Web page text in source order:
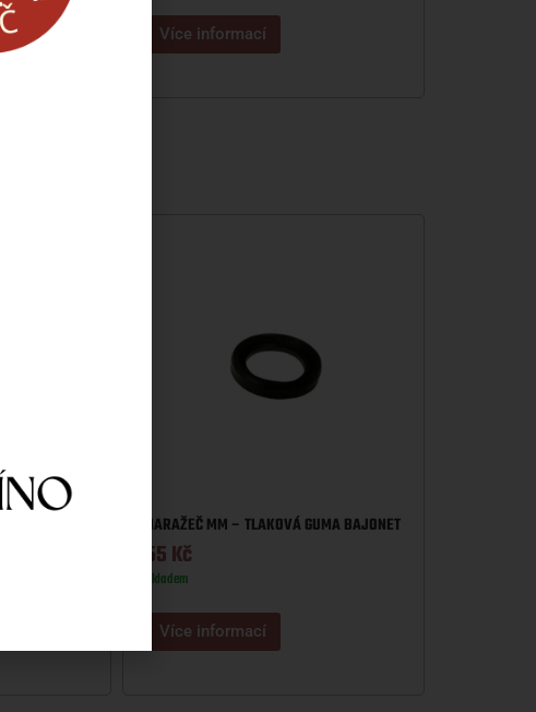
GUMY
Více informací
NARAŽEČ MM – TLAKOVÁ GUMA BAJONET
55Kč
Skladem
Více informací